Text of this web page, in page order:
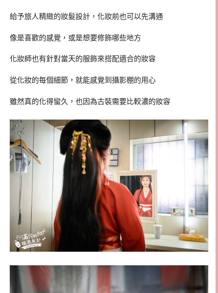
給予旅人精緻的妝髮設計，化妝前也可以先溝通
像是喜歡的感覺，或是想要修飾哪些地方
化妝師也有針對當天的服飾來搭配適合的妝容
從化妝的每個細節，就能感覺到攝影棚的用心
雖然真的化得蠻久，也因為古裝需要比較濃的妝容